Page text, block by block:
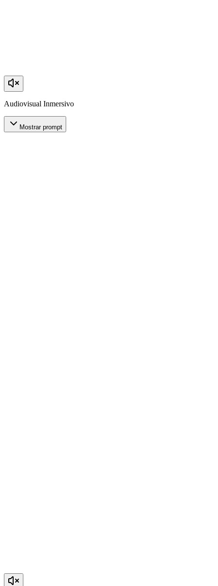
Audiovisual Inmersivo
Mostrar prompt